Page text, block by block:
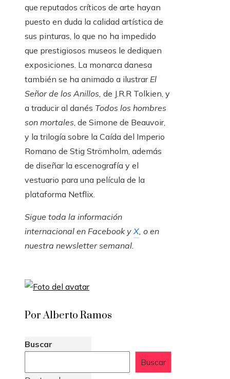
que reputados críticos de arte hayan
puesto en duda la calidad artística de
sus pinturas, lo que no ha impedido
que prestigiosos museos le dediquen
exposiciones. La monarca danesa
también se ha animado a ilustrarEl
Señor de los Anillos, de J.R.R Tolkien, y
a traducir al danés Todos los hombres
son mortales, de Simone de Beauvoir,
y la trilogía sobre la Caída del Imperio
Romano de Stig Strömholm, además
de diseñar la escenografía y el
vestuario para una película de la
plataforma Netflix.
Sigue toda la información
internacional en FacebookyX, o en
nuestra newsletter semanal.
Por Alberto Ramos
Buscar
Buscar